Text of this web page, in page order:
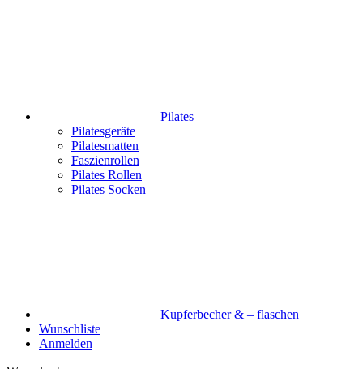
Pilates
Pilatesgeräte
Pilatesmatten
Faszienrollen
Pilates Rollen
Pilates Socken
Kupferbecher & – flaschen
Wunschliste
Anmelden